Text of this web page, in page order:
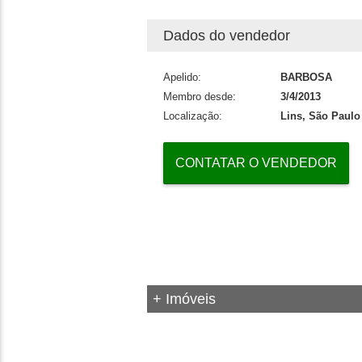
Dados do vendedor
Apelido:
BARBOSA
Membro desde:
3/4/2013
Localização:
Lins, São Paulo
CONTATAR O VENDEDOR
+ Imóveis